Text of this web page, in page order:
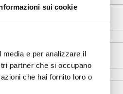
sui cookie
e per analizzare il
partner che si occupano
che hai fornito loro o